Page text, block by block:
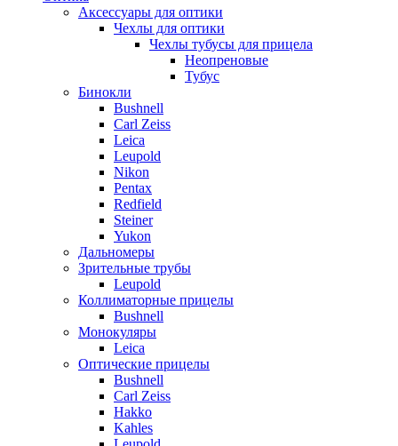
Аксессуары для оптики
Чехлы для оптики
Чехлы тубусы для прицела
Неопреновые
Тубус
Бинокли
Bushnell
Carl Zeiss
Leica
Leupold
Nikon
Pentax
Redfield
Steiner
Yukon
Дальномеры
Зрительные трубы
Leupold
Коллиматорные прицелы
Bushnell
Монокуляры
Leica
Оптические прицелы
Bushnell
Carl Zeiss
Hakko
Kahles